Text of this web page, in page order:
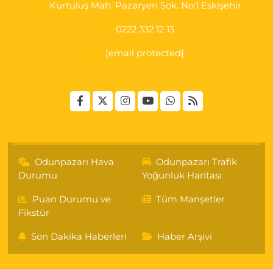
Kurtuluş Mah. Pazaryeri Sok. No:1 Eskişehir
0222 332 12 13
[email protected]
Odunpazarı Hava
Durumu
Odunpazarı Trafik
Yoğunluk Haritası
Puan Durumu ve
Fikstür
Tüm Manşetler
Son Dakika Haberleri Haber Arşivi